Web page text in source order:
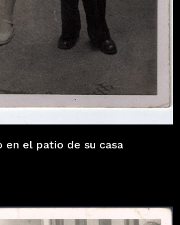
el patio de su casa